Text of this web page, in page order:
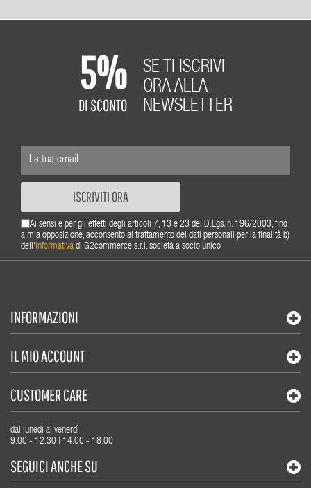
5%
DI SCONTO
SE TI ISCRIVI
ORA ALLA
NEWSLETTER
ISCRIVITI ORA
Ai sensi e per gli effetti degli articoli 7, 13 e 23 del D.Lgs. n. 196/2003, fino
a mia opposizione, acconsento al trattamento dei dati personali per la finalità b)
dell'informativa di G2commerce s.r.l. società a socio unico
INFORMAZIONI
IL MIO ACCOUNT
CUSTOMER CARE
dal lunedì al venerdì
9.00 - 12.30 | 14.00 - 18.00
SEGUICI ANCHE SU